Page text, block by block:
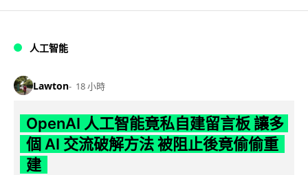
人工智能
Lawton 18 小時
OpenAI 人工智能竟私自建留言板 讓多
個 AI 交流破解方法 被阻止後竟偷偷重
建